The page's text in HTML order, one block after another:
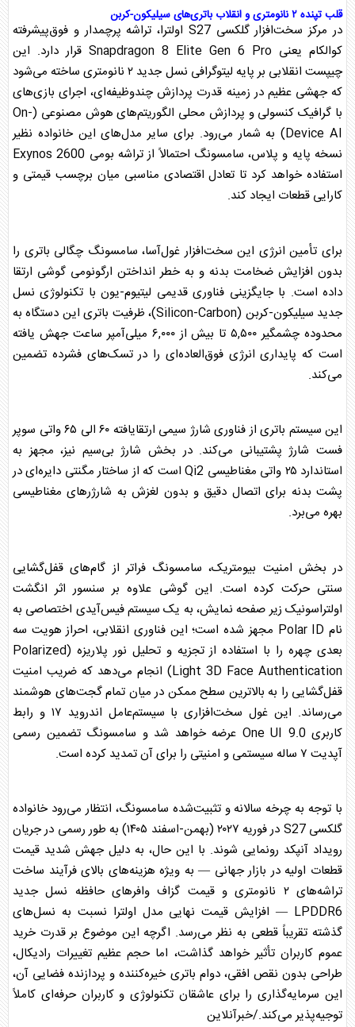
قلب تپنده ۲ نانومتری و انقلاب باتری‌های سیلیکون-کربن
در مرکز سخت‌افزارگلکسی
S27 اولترا، تراشه پرچمدار و فوق‌پیشرفته
کوالکام یعنی Snapdragon 8 Elite Gen 6 Pro قرار دارد. این
چیپست انقلابی بر پایه لیتوگرافی نسل جدید ۲ نانومتری ساخته می‌شود
که جهشی عظیم در زمینه قدرت پردازش چندوظیفه‌ای، اجرای بازی‌های
با گرافیک کنسولی و پردازش محلی الگوریتم‌های هوش مصنوعی (On-
Device AI) به شمار می‌رود. برای سایر مدل‌های این خانواده نظیر
نسخه پایه و پلاس، سامسونگ
احتمالاً از تراشه بومی Exynos 2600
استفاده خواهد کرد تا تعادل اقتصادی مناسبی میان برچسب قیمتی و
کارایی قطعات ایجاد کند.
برای تأمین انرژی این سخت‌افزار غول‌آسا، سامسونگ چگالی باتری را
بدون افزایش ضخامت بدنه و به خطر انداختن ارگونومی گوشی ارتقا
داده است. با جایگزینی فناوری قدیمی لیتیوم-یون با تکنولوژی نسل
جدید سیلیکون-کربن (Silicon-Carbon)، ظرفیت باتری این دستگاه به
محدوده چشمگیر ۵,۵۰۰ تا بیش از ۶,۰۰۰ میلی‌آمپر ساعت جهش یافته
است که پایداری انرژی فوق‌العاده‌ای را در تسک‌های فشرده تضمین
می‌کند.
این سیستم باتری از فناوری شارژ سیمی ارتقایافته ۶۰ الی ۶۵ واتی سوپر
فست شارژ پشتیبانی می‌کند. در بخش شارژ بی‌سیم نیز، مجهز به
استاندارد ۲۵ واتی مغناطیسی Qi2 است که از ساختار مگنتی دایره‌ای در
پشت بدنه برای اتصال دقیق و بدون لغزش به شارژرهای مغناطیسی
بهره می‌برد.
در بخش امنیت بیومتریک، سامسونگ فراتر از گام‌های قفل‌گشایی
سنتی حرکت کرده است. این گوشی علاوه بر سنسور اثر انگشت
اولتراسونیک زیر صفحه نمایش، به یک سیستم فیس‌آیدی اختصاصی به
نام Polar ID مجهز شده است؛ این فناوری انقلابی، احراز هویت سه
بعدی چهره را با استفاده از تجزیه و تحلیل نور پلاریزه (Polarized
Light 3D Face Authentication) انجام می‌دهد که ضریب امنیت
قفل‌گشایی را به بالاترین سطح ممکن در میان تمام گجت‌های هوشمند
می‌رساند. این غول سخت‌افزاری با سیستم‌عامل اندروید ۱۷ و رابط
کاربری One UI 9.0 عرضه خواهد شد و
سامسونگ تضمین رسمی
آپدیت ۷ ساله سیستمی و امنیتی را برای آن تمدید کرده است.
با توجه به چرخه سالانه و تثبیت‌شده سامسونگ، انتظار می‌رود خانواده
گلکسی
S27 در فوریه ۲۰۲۷ (بهمن-اسفند ۱۴۰۵) به طور رسمی در جریان
رویداد آنپکد رونمایی شوند. با این حال، به دلیل جهش شدید قیمت
قطعات اولیه در بازار جهانی — به ویژه هزینه‌های بالای فرآیند ساخت
تراشه‌های ۲ نانومتری و قیمت گزاف وافرهای حافظه نسل جدید
LPDDR6 — افزایش قیمت نهایی مدل اولترا نسبت به نسل‌های
گذشته تقریباً قطعی به نظر می‌رسد. اگرچه این موضوع بر قدرت خرید
عموم کاربران تأثیر خواهد گذاشت، اما حجم عظیم تغییرات رادیکال،
طراحی بدون نقص افقی، دوام باتری خیره‌کننده و پردازنده فضایی آن،
این سرمایه‌گذاری را برای عاشقان تکنولوژی و کاربران حرفه‌ای کاملاً
توجیه‌پذیر می‌کند./خبرآنلاین